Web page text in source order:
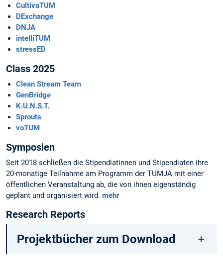
CultivaTUM
DExchange
DNJA
intelliTUM
stressED
Class 2025
Clean Stream Team
GenBridge
K.U.N.S.T.
Sprouts
voTUM
Symposien
Seit 2018 schließen die Stipendiatinnen und Stipendiaten ihre
20-monatige Teilnahme am Programm der TUMJA mit einer
öffentlichen Veranstaltung ab, die von ihnen eigenständig
geplant und organisiert wird. mehr
Research Reports
Projektbücher zum Download